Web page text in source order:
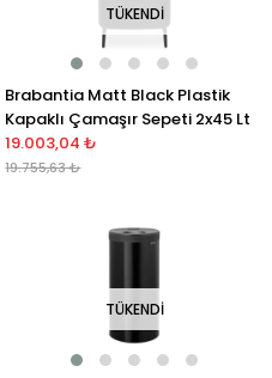
TÜKENDI
Brabantia Matt Black Plastik
Kapaklı Çamaşır Sepeti 2x45 Lt
19.003,04 ₺
19.755,63 ₺
TÜKENDI